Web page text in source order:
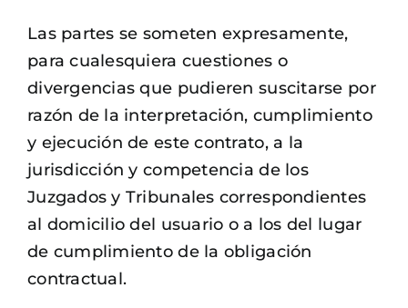
Las partes se someten expresamente,
para cualesquiera cuestiones o
divergencias que pudieren suscitarse por
razón de la interpretación, cumplimiento
y ejecución de este contrato, a la
jurisdicción y competencia de los
Juzgados y Tribunales correspondientes
al domicilio del usuario o a los del lugar
de cumplimiento de la obligación
contractual.